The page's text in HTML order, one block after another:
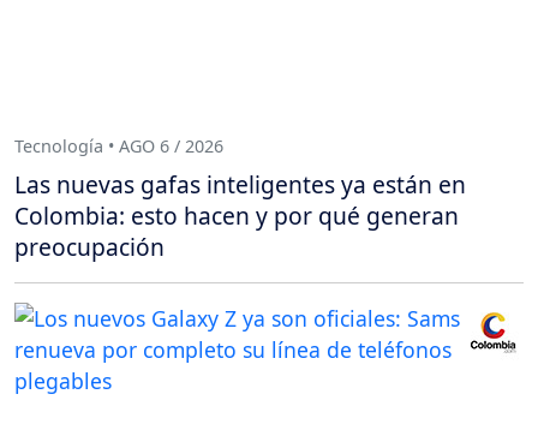
Tecnología • AGO 6 / 2026
Las nuevas gafas inteligentes ya están en
Colombia: esto hacen y por qué generan
preocupación